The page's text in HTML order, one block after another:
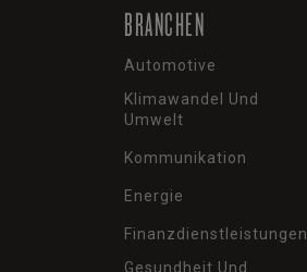
BRANCHEN
Automotive
Klimawandel Und
Umwelt
Kommunikation
Energie
Finanzdienstleistungen
Gesundheit Und